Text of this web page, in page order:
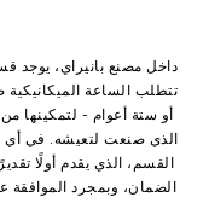
داخل مصنع بانيراي، يوجد
تتطلب الساعة
أو ستة أعوام -
الذي صنعت لتعيشه. في أي
القسم، الذي يقدم أولًا
الضمان، وبمجرد الموافقة